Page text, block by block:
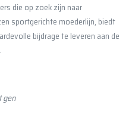
die op zoek zijn naar
sportgerichte moederlijn, biedt
bijdrage te leveren aan de
gen